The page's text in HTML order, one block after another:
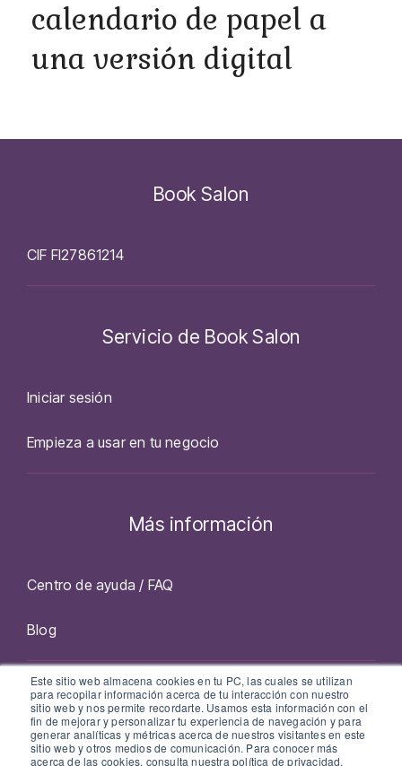
Este sitio web almacena cookies en tu PC, las cuales se utilizan
para recopilar información acerca de tu interacción con nuestro
sitio web y nos permite recordarte. Usamos esta información con el
fin de mejorar y personalizar tu experiencia de navegación y para
generar analíticas y métricas acerca de nuestros visitantes en este
sitio web y otros medios de comunicación. Para conocer más
acerca de las cookies, consulta nuestra política de privacidad.
calendario de papel a
una versión digital
Book Salon
CIF FI27861214
Servicio de Book Salon
Iniciar sesión
Empieza a usar en tu negocio
Más información
Centro de ayuda / FAQ
Blog
Facebook
TwitterInstagram
LinkedIn